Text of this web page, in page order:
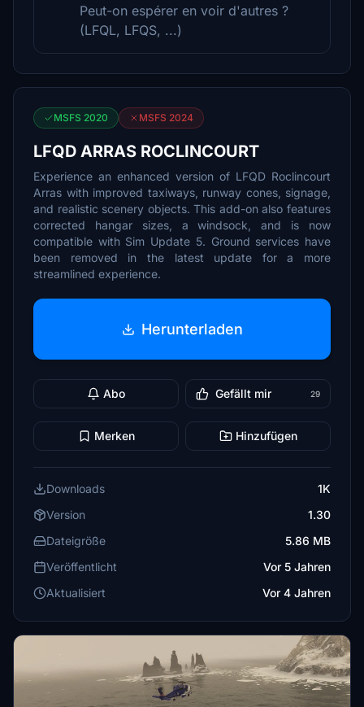
Peut-on espérer en voir d'autres ?
(LFQL, LFQS, ...)
MSFS 2020 MSFS 2024
LFQD ARRAS ROCLINCOURT
Experience an enhanced version of LFQD Roclincourt
Arras with improved taxiways, runway cones, signage,
and realistic scenery objects. This add-on also features
corrected hangar sizes, a windsock, and is now
compatible with Sim Update 5. Ground services have
been removed in the latest update for a more
streamlined experience.
Herunterladen
Abo Gefällt mir 29
Merken Hinzufügen
Downloads
1K
Version
1.30
Dateigröße
5.86 MB
Veröffentlicht
Vor 5 Jahren
Aktualisiert
Vor 4 Jahren